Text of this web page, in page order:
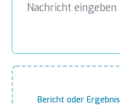
Bericht oder Ergebnis